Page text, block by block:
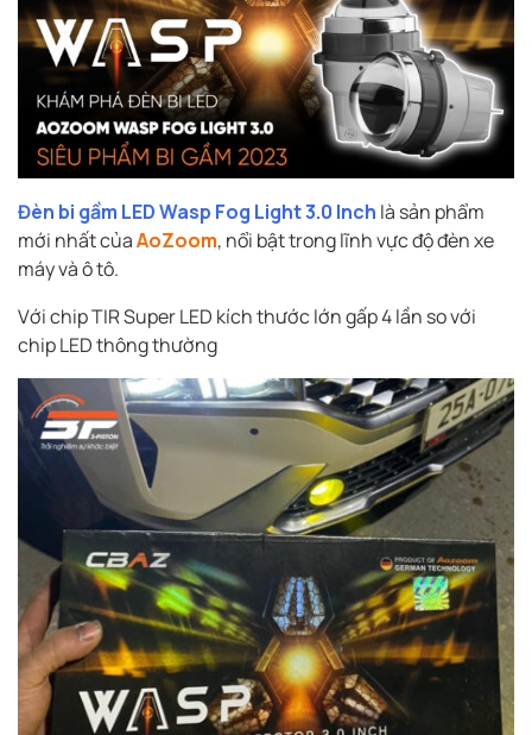
Đèn bi gầm LED Wasp Fog Light 3.0 Inch là sản phẩm
mới nhất củaAoZoom, nổi bật trong lĩnh vực độ đèn xe
máy và ô tô.
Với chip TIR Super LED kích thước lớn gấp 4 lần so với
chip LED thông thường